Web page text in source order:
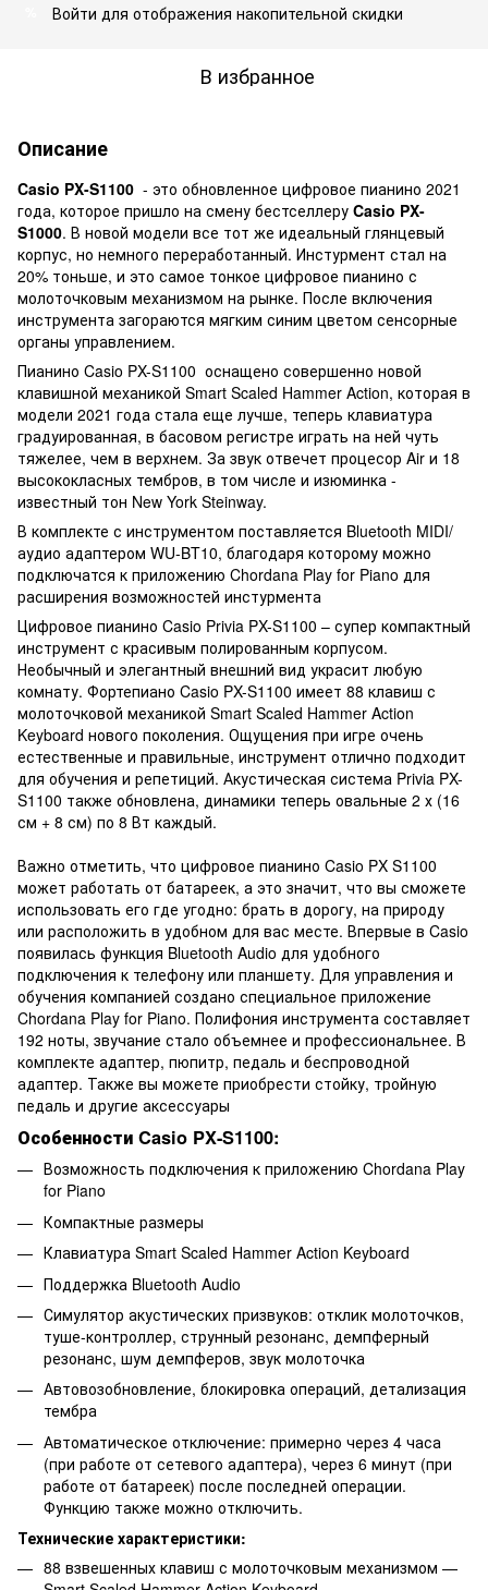
Войти для отображения накопительной скидки
В избранное
Описание
Casio PX-S1100 - это обновленное цифровое пианино 2021
года, которое пришло на смену бестселлеру Casio PX-
S1000. В новой модели все тот же идеальный глянцевый
корпус, но немного переработанный. Инстурмент стал на
20% тоньше, и это самое тонкое цифровое пианино с
молоточковым механизмом на рынке. После включения
инструмента загораются мягким синим цветом сенсорные
органы управлением.
Пианино Casio PX-S1100 оснащено совершенно новой
клавишной механикой Smart Scaled Hammer Action, которая в
модели 2021 года стала еще лучше, теперь клавиатура
градуированная, в басовом регистре играть на ней чуть
тяжелее, чем в верхнем. За звук отвечет процесор Air и 18
высококласных тембров, в том числе и изюминка -
известный тон New York Steinway.
В комплекте с инструментом поставляется Bluetooth MIDI/
аудио адаптером WU-BT10, благодаря которому можно
подключатся к приложению Chordana Play for Piano для
расширения возможностей инстурмента
Цифровое пианино Casio Privia PX-S1100 – супер компактный
инструмент с красивым полированным корпусом.
Необычный и элегантный внешний вид украсит любую
комнату. Фортепиано Casio PX-S1100 имеет 88 клавиш с
молоточковой механикой Smart Scaled Hammer Action
Keyboard нового поколения. Ощущения при игре очень
естественные и правильные, инструмент отлично подходит
для обучения и репетиций. Акустическая система Privia PX-
S1100 также обновлена, динамики теперь овальные 2 х (16
см + 8 см) по 8 Вт каждый.
Важно отметить, что цифровое пианино Casio PX S1100
может работать от батареек, а это значит, что вы сможете
использовать его где угодно: брать в дорогу, на природу
или расположить в удобном для вас месте. Впервые в Casio
появилась функция Bluetooth Audio для удобного
подключения к телефону или планшету. Для управления и
обучения компанией создано специальное приложение
Chordana Play for Piano. Полифония инструмента составляет
192 ноты, звучание стало объемнее и профессиональнее. В
комплекте адаптер, пюпитр, педаль и беспроводной
адаптер. Также вы можете приобрести стойку, тройную
педаль и другие аксессуары
Особенности Casio PX-S1100:
Возможность подключения к приложению Chordana Play
for Piano
Компактные размеры
Клавиатура Smart Scaled Hammer Action Keyboard
Поддержка Bluetooth Audio
Симулятор акустических призвуков: отклик молоточков,
туше-контроллер, струнный резонанс, демпферный
резонанс, шум демпферов, звук молоточка
Автовозобновление, блокировка операций, детализация
тембра
Автоматическое отключение: примерно через 4 часа
(при работе от сетевого адаптера), через 6 минут (при
работе от батареек) после последней операции.
Функцию также можно отключить.
Технические характеристики:
88 взвешенных клавиш с молоточковым механизмом —